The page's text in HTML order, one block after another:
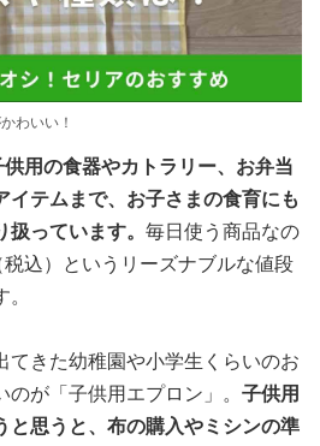
わいい！
用の食器やカトラリー、お弁当
イテムまで、お子さまの食育にも
っています。 毎日使う商品なの
込）というリーズナブルな値段
てきた幼稚園や小学生くらいのお
が「子供用エプロン」。 子供用
と思うと、布の購入やミシンの準